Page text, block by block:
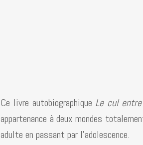
Ce livre autobiographique Le cul
appartenance à deux mondes
adulte en passant par l’adolescence.